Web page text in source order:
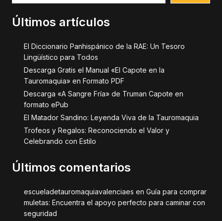
Últimos artículos
El Diccionario Panhispánico de la RAE: Un Tesoro
Lingüístico para Todos
Descarga Gratis el Manual «El Capote en la
Tauromaquia» en Formato PDF
Descarga «A Sangre Fría» de Truman Capote en
formato ePub
El Matador Sandino: Leyenda Viva de la Tauromaquia
Trofeos y Regalos: Reconociendo el Valor y
Celebrando con Estilo
Últimos comentarios
escueladetauromaquiavalenciaes en Guía para comprar
muletas: Encuentra el apoyo perfecto para caminar con
seguridad